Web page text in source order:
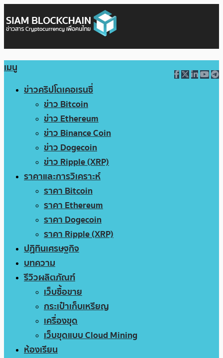
เมนู
ข่าวคริปโตเคอเรนซี่
ข่าว Bitcoin
ข่าว Ethereum
ข่าว Binance Coin
ข่าว Dogecoin
ข่าว Ripple (XRP)
ราคาและการวิเคราะห์
ราคา Bitcoin
ราคา Ethereum
ราคา Dogecoin
ราคา Ripple (XRP)
ปฏิทินเศรษฐกิจ
บทความ
รีวิวผลิตภัณฑ์
เว็บซื้อขาย
กระเป๋าเก็บเหรียญ
เครื่องขุด
เว็บขุดแบบ Cloud Mining
ห้องเรียน